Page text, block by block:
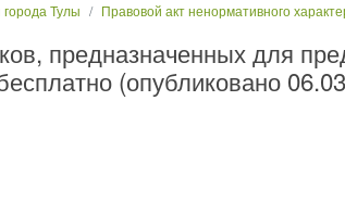
Тулы Правовой акт ненормативного
предназначенных для
(опубликовано